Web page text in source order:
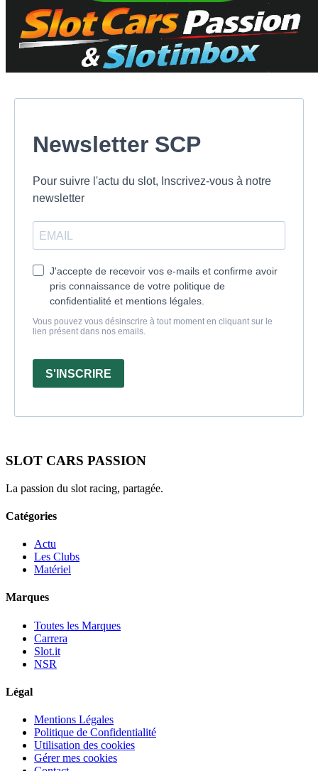
Newsletter SCP
Pour suivre l'actu du slot, Inscrivez-vous à notre
newsletter
J'accepte de recevoir vos e-mails et confirme avoir
pris connaissance de votre politique de
confidentialité et mentions légales.
Vous pouvez vous désinscrire à tout moment en cliquant sur le
lien présent dans nos emails.
S'INSCRIRE
SLOT CARS PASSION
La passion du slot racing, partagée.
Catégories
Actu
Les Clubs
Matériel
Marques
Toutes les Marques
Carrera
Slot.it
NSR
Légal
Mentions Légales
Politique de Confidentialité
Utilisation des cookies
Gérer mes cookies